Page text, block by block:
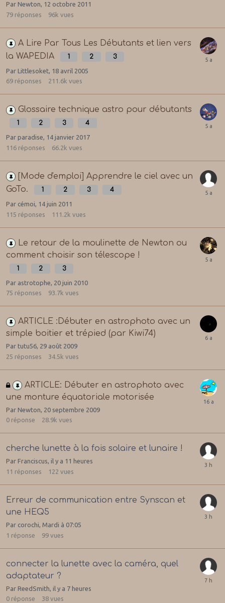
Par Newton, 12 octobre 2011
79 réponses 96k vues
A Lire Par Tous Les Débutants et lien vers
la WAPEDIA
1 2
3
Par Littlesoket 18 avril 2005
69 réponses 211.6k vues
Glossaire technique astro pour débutants
1 2 3
4
Par paradise, 14 janvier 2017
116 réponses 66.2k vues
[Mode d'emploi] Apprendre le ciel avec un
GoTo.
1 2 3
4
Par cémoi, 14 juin 2011
115 réponses 111.2k vues
Le retour de la moulinette de Newton ou
comment choisir son télescope !
1 2
3
Par astrotophe 20 juin 2010
75 réponses 93.7k vues
ARTICLE :Débuter en astrophoto avec un
simple boitier et trépied (par Kiwi74)
Par tutu56, 29 août 2009
25 réponses 34.5k vues
ARTICLE: Débuter en astrophoto avec
une monture équatoriale motorisée
Par Newton 20 septembre 2009
0 réponse 28.9k vues
cherche lunette à la fois solaire et lunaire !
Par Franciscus, il y a 11 heures
11 réponses 122 vues
Erreur de communication entre Synscan et
une HEQ5
Par corochi, Mardi à 07:05
1 réponse 99 vues
connecter la lunette avec la caméra, quel
adaptateur ?
Par ReedSmith il y a 7 heures
0 réponse 38 vues